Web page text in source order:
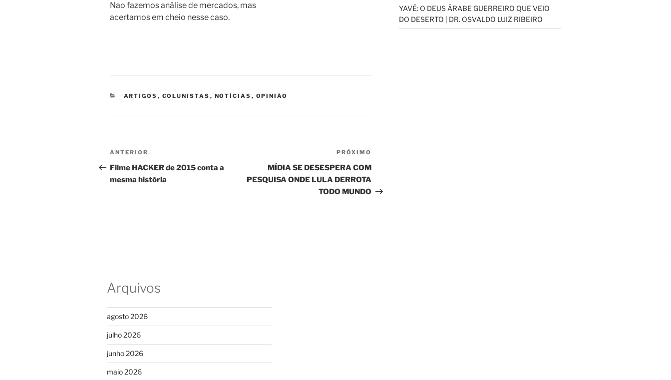
Nao fazemos análise de mercados, mas
acertamos em cheio nesse caso.
CATEGORIAS
ARTIGOS , COLUNISTAS , NOTÍCIAS , OPINIÃO
Navegação
de
Post
Post
anterior
ANTERIOR
Filme HACKER de 2015 conta a
mesma história
post
PRÓXIMO
MÍDIA SE DESESPERA COM
PESQUISA ONDE LULA DERROTA
TODO MUNDO
YAVÉ: O DEUS ÁRABE GUERREIRO QUE VEIO
DO DESERTO | DR. OSVALDO LUIZ RIBEIRO
Arquivos
agosto 2026
julho 2026
junho 2026
maio 2026